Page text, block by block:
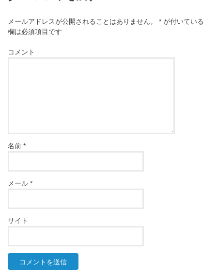
メールアドレスが公開されることはありません。 * が付いている
欄は必須項目です
コメント
名前*
メール*
サイト